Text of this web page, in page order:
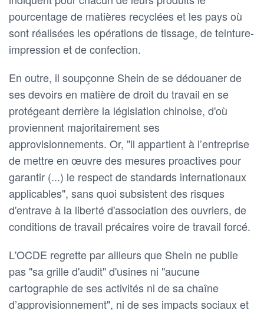
pourcentage de matières recyclées et les pays où
sont réalisées les opérations de tissage, de teinture-
impression et de confection.
En outre, il soupçonne Shein de se dédouaner de
ses devoirs en matière de droit du travail en se
protégeant derrière la législation chinoise, d'où
proviennent majoritairement ses
approvisionnements. Or, "il appartient à l’entreprise
de mettre en œuvre des mesures proactives pour
garantir (...) le respect de standards internationaux
applicables", sans quoi subsistent des risques
d'entrave à la liberté d'association des ouvriers, de
conditions de travail précaires voire de travail forcé.
L'OCDE regrette par ailleurs que Shein ne publie
pas "sa grille d'audit" d'usines ni "aucune
cartographie de ses activités ni de sa chaîne
d’approvisionnement", ni de ses impacts sociaux et